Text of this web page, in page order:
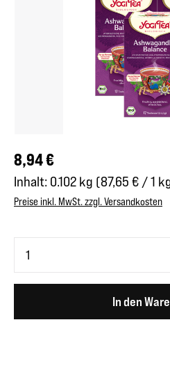
Regulärer Preis:
8,94 €
Inhalt: 0.102 kg (87,65 € / 1
Preise inkl. MwSt. zzgl. Versandkosten
In den